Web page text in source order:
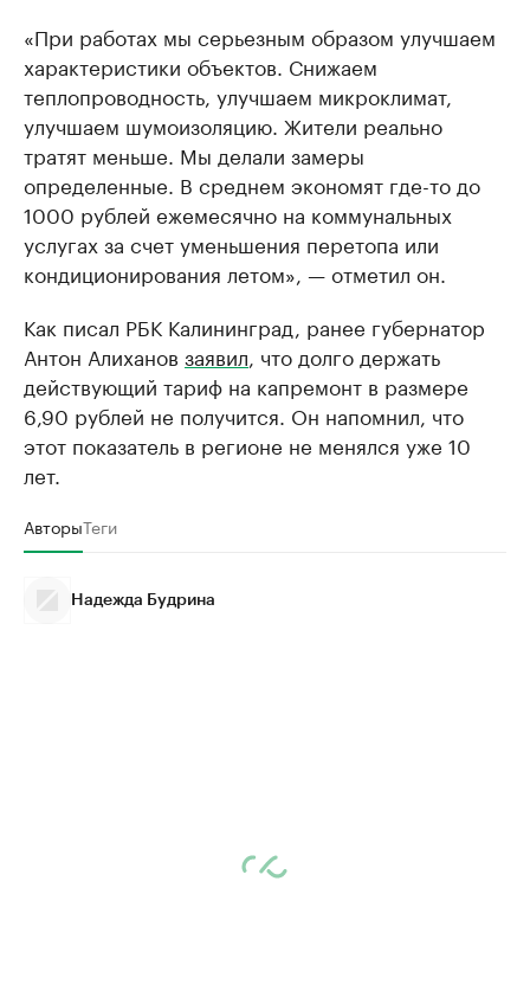
«При работах мы серьезным образом улучшаем
характеристики объектов. Снижаем
теплопроводность, улучшаем микроклимат,
улучшаем шумоизоляцию. Жители реально
тратят меньше. Мы делали замеры
определенные. В среднем экономят где-то до
1000 рублей ежемесячно на коммунальных
услугах за счет уменьшения перетопа или
кондиционирования летом», — отметил он.
Как писал РБК Калининград, ранее губернатор
Антон Алиханов заявил, что долго держать
действующий тариф на капремонт в размере
6,90 рублей не получится. Он напомнил, что
этот показатель в регионе не менялся уже 10
лет.
АвторыТеги
Надежда Будрина